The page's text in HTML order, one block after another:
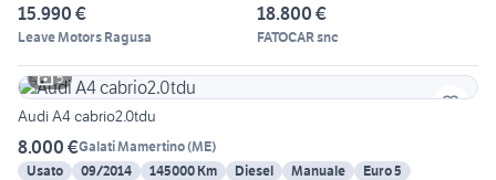
15.990 €
Leave Motors Ragusa
18.800 €
FATOCAR snc
5
Audi A4 cabrio2.0tdu
8.000 €Galati Mamertino(ME)
Usato
09/2014 145000 Km Diesel Manuale
Euro 5